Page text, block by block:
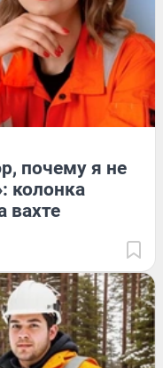
почему я не
колонка
вахте